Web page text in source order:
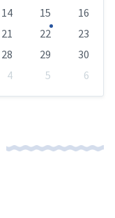
14 15
16
21 22
23
28 29
30
4 5
6